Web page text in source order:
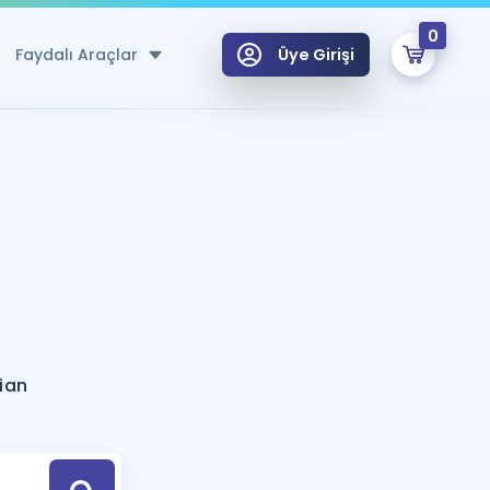
Faydalı Araçlar
Hesaplama Aracı
için Öneriler
Tek Takvimde
Üye Girişi
0
Hoca ile seni sınava hazırlayacak onlarca eğitim seni bekliyor!